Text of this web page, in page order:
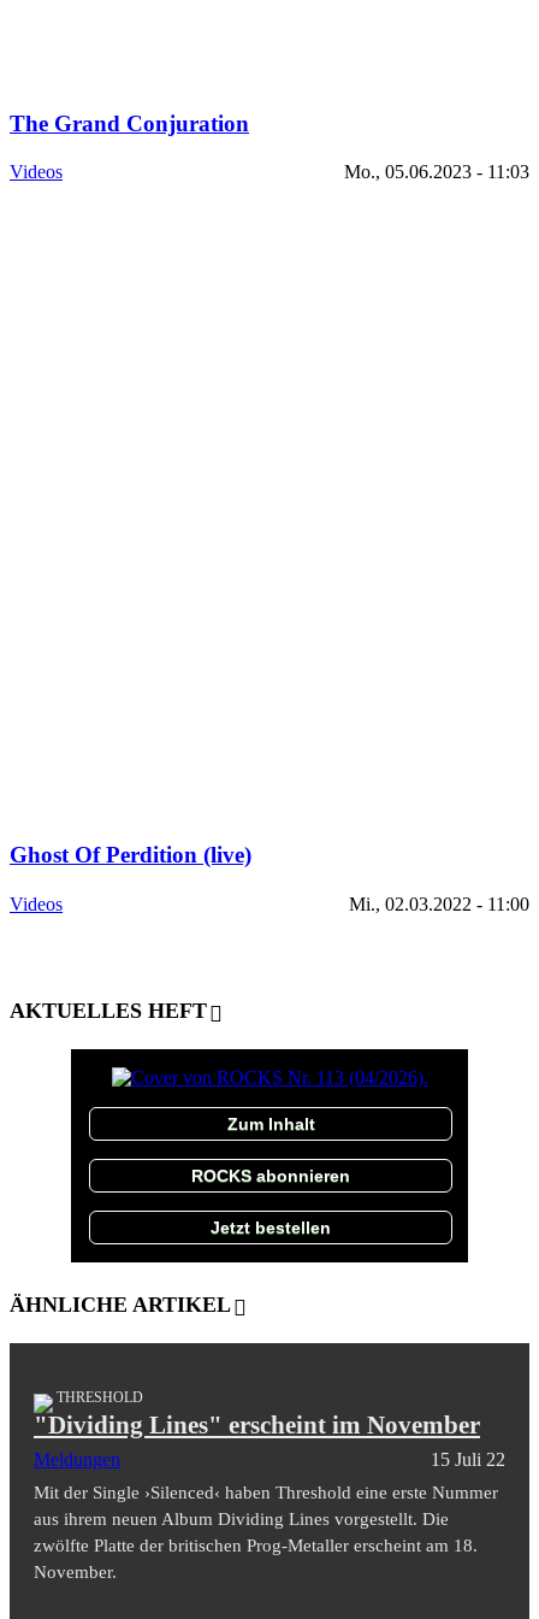
The Grand Conjuration
Videos Mo., 05.06.2023 - 11:03
Ghost Of Perdition (live)
Videos Mi., 02.03.2022 - 11:00
AKTUELLES HEFT
Zum Inhalt
ROCKS abonnieren
Jetzt bestellen
ÄHNLICHE ARTIKEL
THRESHOLD
"Dividing Lines" erscheint im November
Meldungen 15 Juli 22
Mit der Single ›Silenced‹ haben Threshold eine erste Nummer
aus ihrem neuen Album Dividing Lines vorgestellt. Die
zwölfte Platte der britischen Prog-Metaller erscheint am 18.
November.